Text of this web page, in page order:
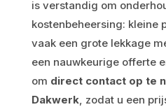
is verstandig om
kostenbeheersing: kleine
vaak een grote lekkage
een nauwkeurige offerte
om direct contact op te
Dakwerk, zodat u een